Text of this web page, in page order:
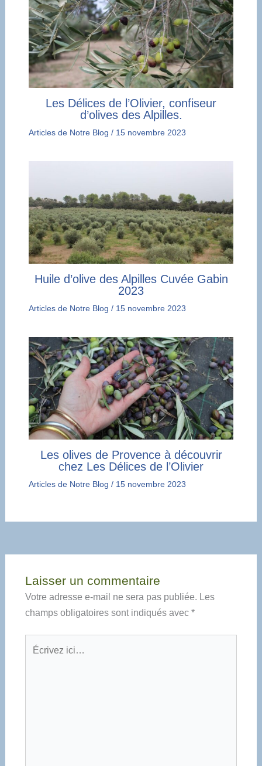
Les Délices de l’Olivier, confiseur
d’olives des Alpilles.
Articles de Notre Blog / 15 novembre 2023
Huile d’olive des Alpilles Cuvée Gabin
2023
Articles de Notre Blog / 15 novembre 2023
Les olives de Provence à découvrir
chez Les Délices de l’Olivier
Articles de Notre Blog / 15 novembre 2023
Laisser un commentaire
Votre adresse e-mail ne sera pas publiée. Les
champs obligatoires sont indiqués avec *